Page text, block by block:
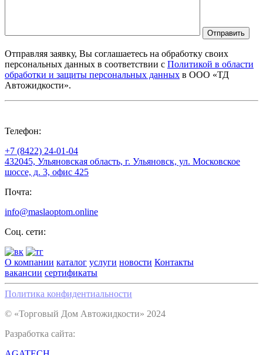
Отправить
Отправляя заявку, Вы соглашаетесь на обработку своих
персональных данных в соответствии с Политикой в области
обработки и защиты персональных данных в ООО «ТД
Автожидкости».
Телефон:
+7 (8422) 24-01-04
432045, Ульяновская область, г. Ульяновск, ул. Московское
шоссе, д. 3, офис 425
Почта:
info@maslaoptom.online
Соц. сети:
О компании каталог услуги новости Контакты
вакансии сертификаты
Политика конфидентиальности
© «Торговый Дом Автожидкости» 2024
Разработка сайта: